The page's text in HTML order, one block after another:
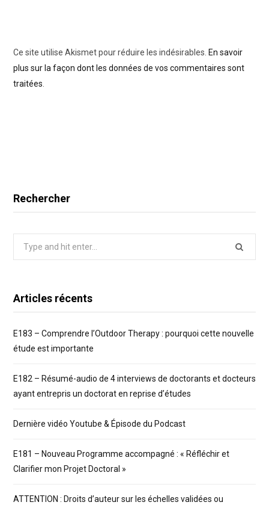
Ce site utilise Akismet pour réduire les indésirables. En savoir
plus sur la façon dont les données de vos commentaires sont
traitées
Rechercher
Articles récents
E183 – Comprendre l’Outdoor Therapy : pourquoi cette nouvelle
étude est importante
E182 – Résumé-audio de 4 interviews de doctorants et docteurs
ayant entrepris un doctorat en reprise d’études
Dernière vidéo Youtube & Épisode du Podcast
E181 – Nouveau Programme accompagné : « Réfléchir et
Clarifier mon Projet Doctoral »
ATTENTION : Droits d’auteur sur les échelles validées ou